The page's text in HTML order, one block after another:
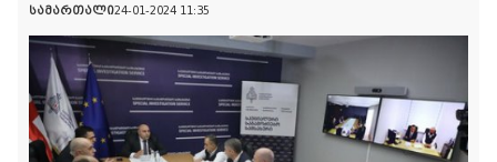
სამართალი24-01-2024 11:35